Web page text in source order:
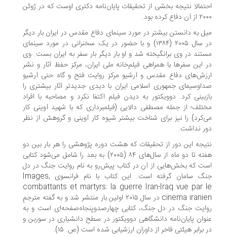
نتیجه بخشی از تحقیقات پایان‌نامه دکتری اوست که در ژوئن
به دانستن بیشتر در مورد سینمای دفاع مقدس در ایران بار دیگر
در سال ۲۰۰۵ (۱۳۸۴) و با حضور در یک سخنرانی در مورد سینمای
در وی برانگیخته شد و او بار دیگر بار سفر به ایران بست. وی
این سفرها با همراهی فیلم‌خانه ملی ایران، مرکز حفظ آثار و نشر
دفاع مقدس و آرشیو مرکز روایت فتح و گاه حتی آرشیو
جمهوری اسلامی ایران با دیدی جدیدتر آثار بیشتری را
کرد. دوویکتور به دیدن فیلم‌ اکتفا نکرد و مصاحبه با افراد
از جمله مصطفی دالایی (فیلمبرداری که با شهید آوینی کار
را نیز برای شناخت بیشتر شیوه کار آوینی و گروهش از نظر
نداشت.
این دور از تحقیقات که هشت دوره پژوهشی را هر بار بین دو
هفته تا دو ماه از سال‌های ۸۴ (۲۰۰۵) به بعد را شامل می‌شود کتابی
که بخش‌هایی از آن در کتاب پیش‌رو به نام روایت جنگ در دل
جنگ سامان گرفته است. این کتاب با نام فرانسوی Images,
combattants et martyrs: la guerre Iran-Iraq vue par
cinema iranien در سال ۲۰۱۵ اولین بار منتشر شد و به گفته مترجمِ
جنگ در دل جنگ، کتابی چهارصدوپنجاه‌صفحه‌ای است و به
پایان‌نامه دانشگاهی دوویکتور در سطح دانشیاری در سوربن و
برابر هیئتی فاخر از داوران ارزشیابی شده است (ص. ۱۵).